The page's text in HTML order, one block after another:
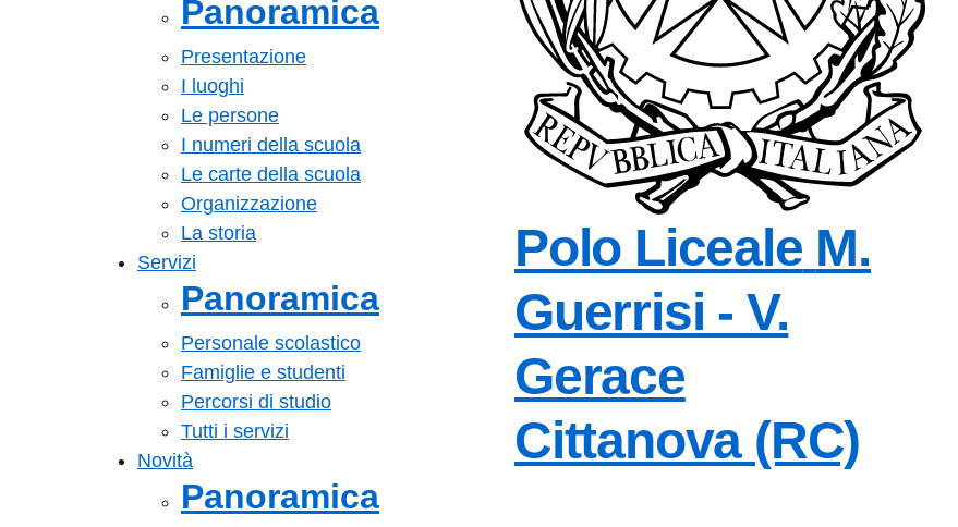
Panoramica
Presentazione
I luoghi
Le persone
I numeri della scuola
Le carte della scuola
Organizzazione
La storia
Servizi
Panoramica
Personale scolastico
Famiglie e studenti
Percorsi di studio
Tutti i servizi
Novità
Panoramica
Polo Liceale M.
Guerrisi - V.
Gerace
Cittanova (RC)